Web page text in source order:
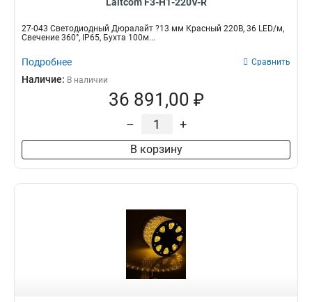
27-043 Светодиодный Дюралайт ?13 мм Красный 220В, 36 LED/м,
Свечение 360°, IP65, Бухта 100м...
Подробнее Сравнить
Наличие: В наличии
36 891,00 ₽
– +
В корзину